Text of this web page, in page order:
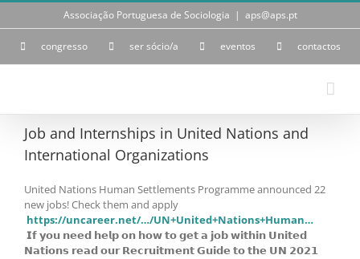
Skip
Associação Portuguesa de Sociologia | aps@aps.pt
congresso ser sócio/a eventos contactos
Job and Internships in United Nations and
International Organizations
United Nations Human Settlements Programme announced 22
new jobs! Check them and apply
https://uncareer.net/…/UN+United+Nations+Human…
𝗜𝗳 𝘆𝗼𝘂 𝗻𝗲𝗲𝗱 𝗵𝗲𝗹𝗽 𝗼𝗻 𝗵𝗼𝘄 𝘁𝗼 𝗴𝗲𝘁 𝗮 𝗷𝗼𝗯 𝘄𝗶𝘁𝗵𝗶𝗻 𝗨𝗻𝗶𝘁𝗲𝗱
𝗡𝗮𝘁𝗶𝗼𝗻𝘀 𝗿𝗲𝗮𝗱 𝗼𝘂𝗿 𝗥𝗲𝗰𝗿𝘂𝗶𝘁𝗺𝗲𝗻𝘁 𝗚𝘂𝗶𝗱𝗲 𝘁𝗼 𝘁𝗵𝗲 𝗨𝗡 𝟮𝟬𝟮𝟭